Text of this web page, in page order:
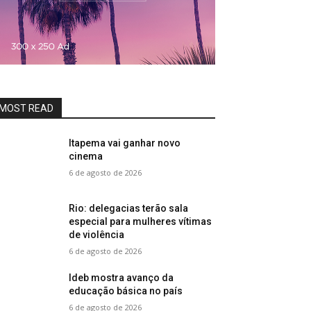
READ
Itapema vai ganhar novo
cinema
6 de agosto de 2026
Rio: delegacias terão sala
especial para mulheres vítimas
de violência
6 de agosto de 2026
Ideb mostra avanço da
educação básica no país
6 de agosto de 2026